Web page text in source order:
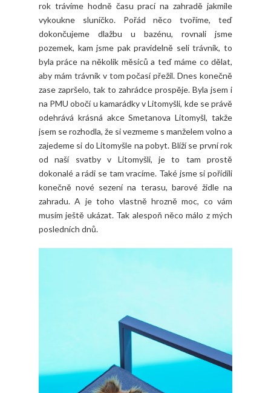
rok trávíme hodně času prací na zahradě jakmile
vykoukne sluníčko. Pořád něco tvoříme, teď
dokončujeme dlažbu u bazénu, rovnali jsme
pozemek, kam jsme pak pravidelně seli trávník, to
byla práce na několik měsíců a teď máme co dělat,
aby mám trávník v tom počasí přežil. Dnes konečně
zase zapršelo, tak to zahrádce prospěje. Byla jsem i
na PMU obočí u kamarádky v Litomyšli, kde se právě
odehrává krásná akce Smetanova Litomyšl, takže
jsem se rozhodla, že si vezmeme s manželem volno a
zajedeme si do Litomyšle na pobyt. Blíží se první rok
od naší svatby v Litomyšli, je to tam prostě
dokonalé a rádi se tam vracíme. Také jsme si pořídili
konečně nové sezení na terasu, barové židle na
zahradu. A je toho vlastně hrozně moc, co vám
musím ještě ukázat. Tak alespoň něco málo z mých
posledních dnů.